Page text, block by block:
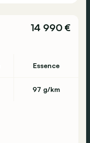
14 990 €
Essence
97 g/km